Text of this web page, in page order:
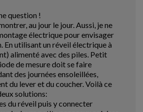
question !
au jour le jour. Aussi, je ne
électrique pour envisager
En utilisant un réveil électrique à
alimenté avec des piles. Petit
de mesure doit se faire
des journées ensoleillées,
du lever et du coucher. Voilà ce
solutions:
du réveil puis y connecter